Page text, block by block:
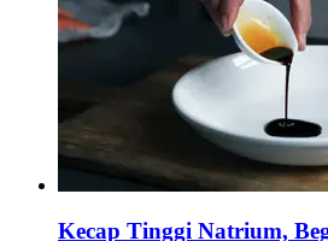
Kecap Tinggi Natrium,